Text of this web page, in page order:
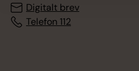
Digitalt brev
Telefon 112